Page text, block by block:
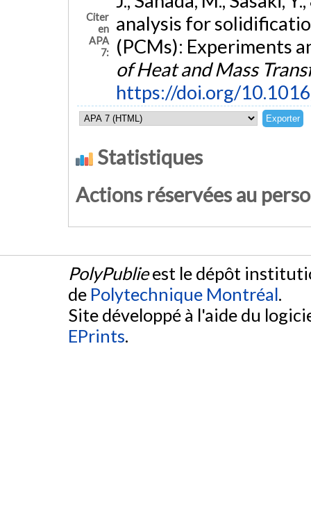
Citer
en
APA
7:
analysis for
(PCMs): Experiments
of Heat and Mass
https://doi.org/
Statistiques
Actions réservées au
PolyPublieest le dépôt
de Polytechnique Montréal.
Site développé à l'aide du
EPrints.